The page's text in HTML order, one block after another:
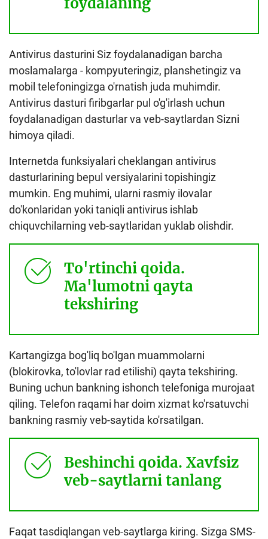
Antivirus dasturini Siz foydalanadigan barcha
moslamalarga - kompyuteringiz, planshetingiz va
mobil telefoningizga o'rnatish juda muhimdir.
Antivirus dasturi firibgarlar pul o'g'irlash uchun
foydalanadigan dasturlar va veb-saytlardan Sizni
himoya qiladi.
Internetda funksiyalari cheklangan antivirus
dasturlarining bepul versiyalarini topishingiz
mumkin. Eng muhimi, ularni rasmiy ilovalar
do'konlaridan yoki taniqli antivirus ishlab
chiquvchilarning veb-saytlaridan yuklab olishdir.
To'rtinchi qoida.
Ma'lumotni qayta
tekshiring
Kartangizga bog'liq bo'lgan muammolarni
(blokirovka, to'lovlar rad etilishi) qayta tekshiring.
Buning uchun bankning ishonch telefoniga murojaat
qiling. Telefon raqami har doim xizmat ko'rsatuvchi
bankning rasmiy veb-saytida ko'rsatilgan.
Beshinchi qoida. Xavfsiz
veb-saytlarni tanlang
Faqat tasdiqlangan veb-saytlarga kiring. Sizga SMS-